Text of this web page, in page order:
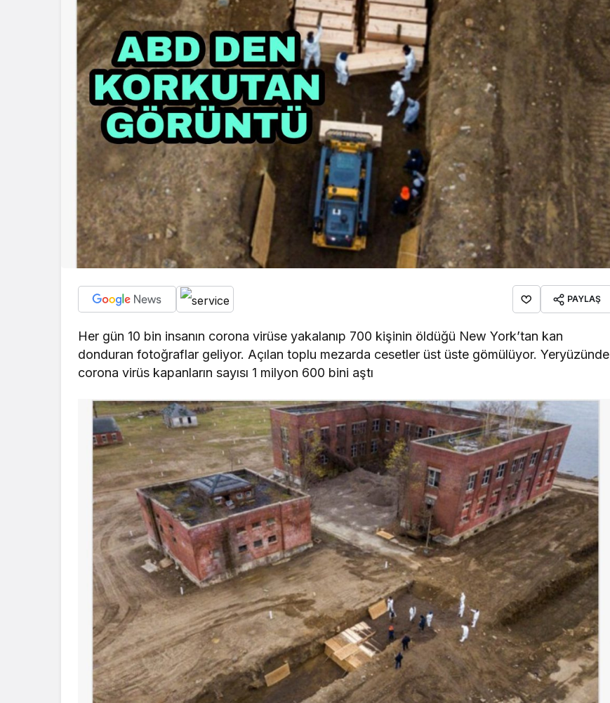
PAYLAŞ
Her gün 10 bin insanın corona virüse yakalanıp 700 kişinin öldüğü New York’tan kan
donduran fotoğraflar geliyor. Açılan toplu mezarda cesetler üst üste gömülüyor. Yeryüzünde
corona virüs kapanların sayısı 1 milyon 600 bini aştı
İpekçioğlu Ailesinin Acı
Kaybı